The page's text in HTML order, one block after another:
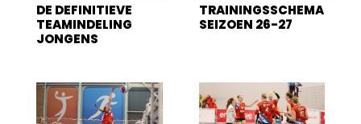
DE DEFINITIEVE
TEAMINDELING
JONGENS
TRAININGSSCHEMA
SEIZOEN 26-27